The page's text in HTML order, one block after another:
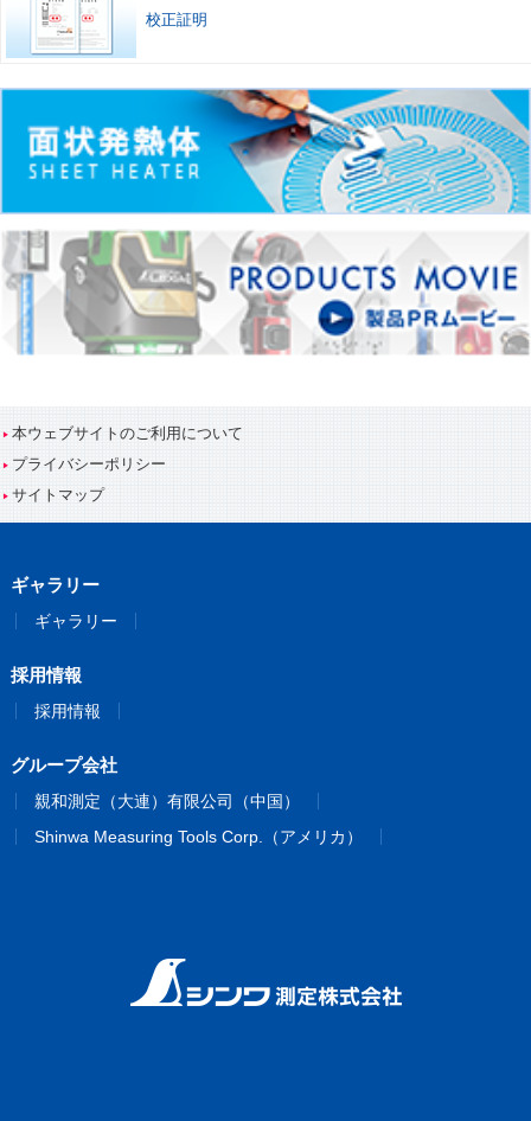
校正証明
本ウェブサイトのご利用について
プライバシーポリシー
サイトマップ
ギャラリー
ギャラリー
採用情報
採用情報
グループ会社
親和測定（大連）有限公司（中国）
Shinwa Measuring Tools Corp.（アメリカ）